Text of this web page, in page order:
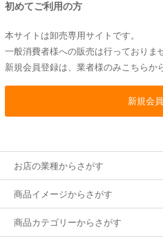
初めてご利用の方
本サイトは卸売専用サイトです。
一般消費者様への販売は行っておりま
新規会員登録は、業者様のみこちらか
お店の業種からさがす
商品イメージからさがす
商品カテゴリーからさがす